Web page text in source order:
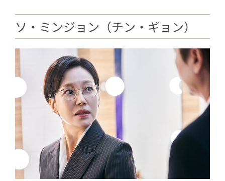
ソ・ミンジョン（チン・ギョン）